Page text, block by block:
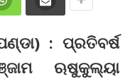
: ପ୍ରତିବର୍ଷ
ଋଷୁକୁଲ୍ୟା